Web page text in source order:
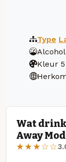
Type
Alcohol
Kleur 5
Wat
Away
★★★☆☆